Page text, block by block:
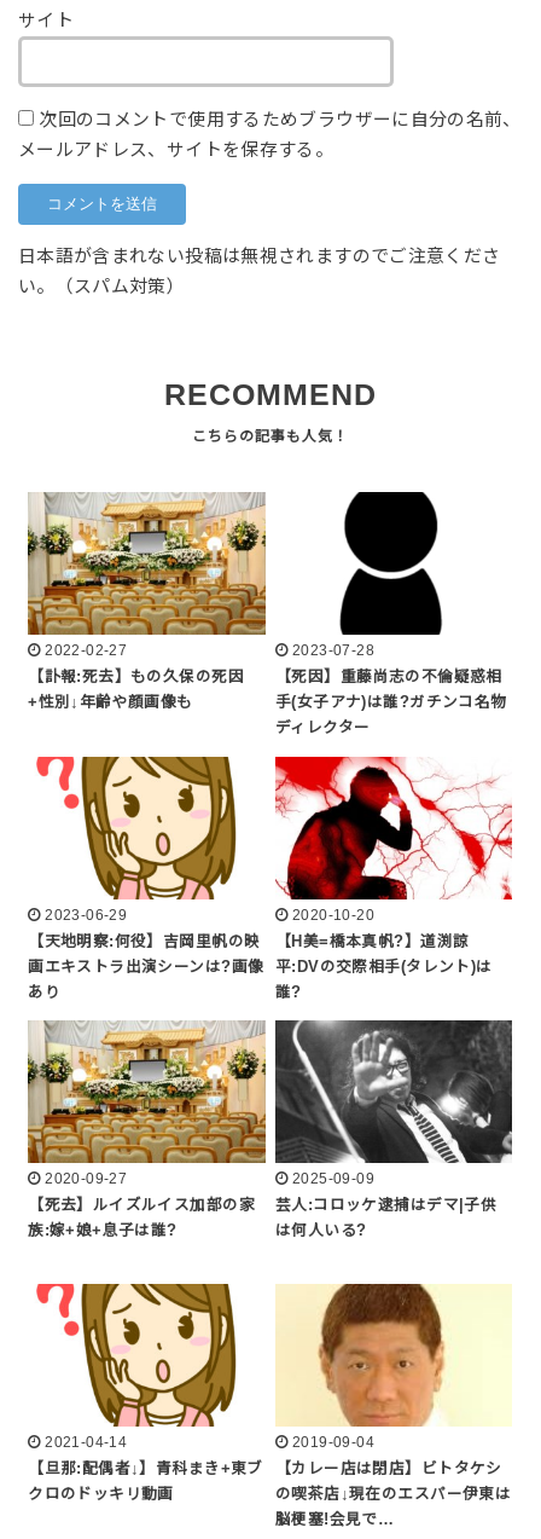
サイト
次回のコメントで使用するためブラウザーに自分の名前、
メールアドレス、サイトを保存する。
日本語が含まれない投稿は無視されますのでご注意くださ
い。（スパム対策）
RECOMMEND
2022-02-27
【訃報:死去】もの久保の死因
+性別↓年齢や顔画像も
2023-07-28
【死因】重藤尚志の不倫疑惑相
手(女子アナ)は誰?ガチンコ名物
ディレクター
2023-06-29
【天地明察:何役】吉岡里帆の映
画エキストラ出演シーンは?画像
あり
2020-10-20
【H美=橋本真帆?】道渕諒
平:DVの交際相手(タレント)は
誰?
2020-09-27
【死去】ルイズルイス加部の家
族:嫁+娘+息子は誰?
2025-09-09
芸人:コロッケ逮捕はデマ|子供
は何人いる?
2021-04-14
【旦那:配偶者↓】青科まき+東ブ
クロのドッキリ動画
2019-09-04
【カレー店は閉店】ビトタケシ
の喫茶店↓現在のエスパー伊東は
脳梗塞!会見で…